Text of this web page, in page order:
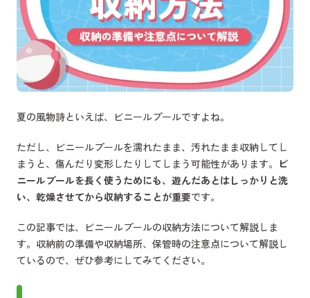
夏の風物詩といえば、ビニールプールですよね。
ただし、ビニールプールを濡れたまま、汚れたまま収納してし
まうと、傷んだり変形したりしてしまう可能性があります。 ビ
ニールプールを長く使うためにも、遊んだあとはしっかりと洗
い、乾燥させてから収納することが重要です。
この記事では、ビニールプールの収納方法について解説しま
す。収納前の準備や収納場所、保管時の注意点について解説し
ているので、ぜひ参考にしてみてください。